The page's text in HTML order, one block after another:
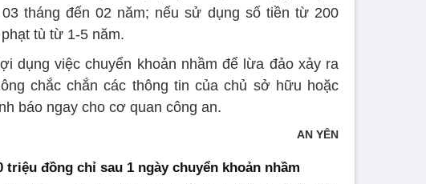
tháng đến 02 năm; nếu sử dụng số tiền từ 200
tù từ 1-5 năm.
dụng việc chuyển khoản nhầm để lừa đảo xảy ra
chắc chắn các thông tin của chủ sở hữu hoặc
báo ngay cho cơ quan công an.
AN YÊN
triệu đồng chỉ sau 1 ngày chuyển khoản nhầm